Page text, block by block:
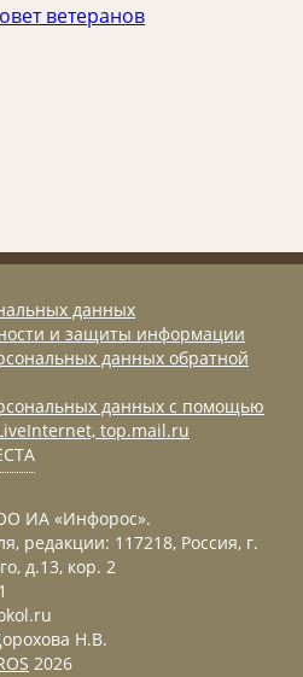
ветеранов
данных
и защиты информации
данных обратной
данных с помощью
top.mail.ru
ИА «Инфорос».
редакции: 117218, Россия, г.
д.13, кор. 2
Н.В.
2026